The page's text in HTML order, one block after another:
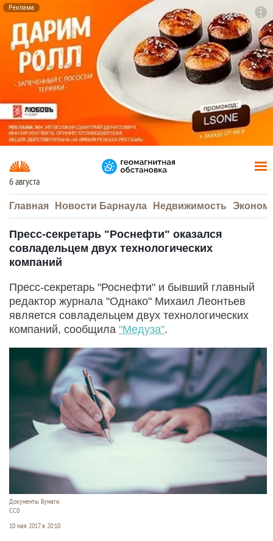
Реклама
6 августа
Главная Новости Барнаула Недвижимость
Пресс-секретарь "Роснефти" оказался
совладельцем двух технологических
компаний
Пресс-секретарь "Роснефти" и бывший главный
редактор журнала "Однако" Михаил Леонтьев
является совладельцем двух технологических
компаний, сообщила "Медуза".
Документы. Бумаги.
СС0
10 мая 2017 в 20:10